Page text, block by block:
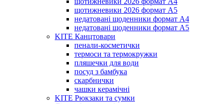
щотижневики 2026 формат А5
недатовані щоденники формат А4
недатовані щоденники формат А5
KITE Канцтовари
пенали-косметички
термоси та термокружки
пляшечки для води
посуд з бамбука
скарбнички
чашки керамічні
KITE Рюкзаки та сумки